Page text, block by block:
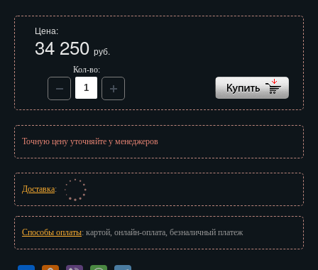
Зеленоград
Иркутск
Казань
Калуга
Цена:
34 250 руб.
Кол-во:
Точную цену уточняйте у менеджеров
Доставка:
Способы оплаты: картой, онлайн-оплата, безналичный платеж